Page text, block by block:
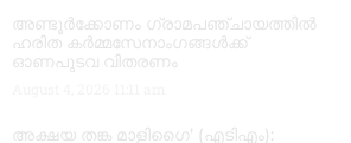
അണ്ടൂർക്കോണം ഗ്രാമപഞ്ചായത്തിൽ
ഹരിത കർമ്മസേനാംഗങ്ങൾക്ക്
ഓണപുടവ വിതരണം
അക്ഷയ തങ്ക മാളിഗൈ’ (എടിഎം):